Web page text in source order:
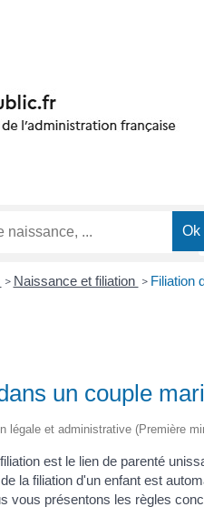
> Naissance et filiation > Filiation
un couple
légale et administrative (Première
est le lien de parenté
la filiation d'un enfant est
vous présentons les règles